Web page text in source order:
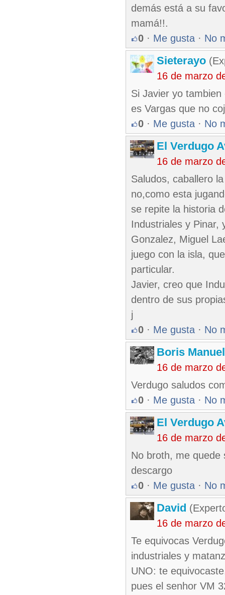
demás está a su
mamá!!.
0 · Me gusta · No
Sieterayo
16 de marzo
Si Javier yo
es Vargas que no
0 · Me gusta · No
El Verdugo
16 de marzo
Saludos, caballero
no,como esta
se repite la historia
Industriales y Pinar,
Gonzalez, Miguel
juego con la isla,
particular.
Javier, creo que
dentro de sus
j
0 · Me gusta · No
Boris
16 de marzo
Verdugo saludos
0 · Me gusta · No
El Verdugo
16 de marzo
No broth, me quede
descargo
0 · Me gusta · No
David
16 de marzo
Te equivocas
industriales y
UNO: te
pues el senhor VM